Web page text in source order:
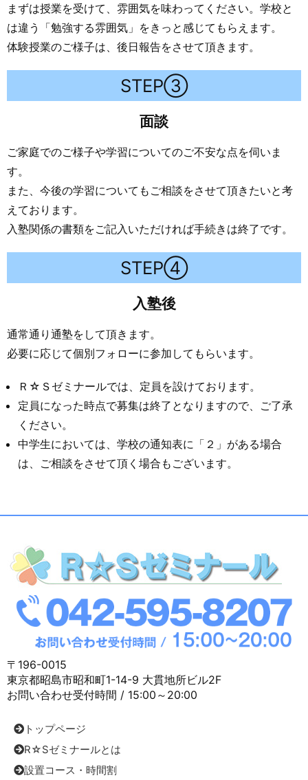
まずは授業を受けて、雰囲気を味わってください。学校と
は違う「勉強する雰囲気」をきっと感じてもらえます。
体験授業のご様子は、後日報告をさせて頂きます。
STEP③
面談
ご家庭でのご様子や学習についてのご不安な点を伺いま
す。
また、今後の学習についてもご相談をさせて頂きたいと考
えております。
入塾関係の書類をご記入いただければ手続きは終了です。
STEP④
入塾後
通常通り通塾をして頂きます。
必要に応じて個別フォローに参加してもらいます。
Ｒ☆Ｓゼミナールでは、定員を設けております。
定員になった時点で募集は終了となりますので、ご了承
ください。
中学生においては、学校の通知表に「２」がある場合
は、ご相談をさせて頂く場合もございます。
〒196-0015
東京都昭島市昭和町1-14-9 大貫地所ビル2F
お問い合わせ受付時間 / 15:00～20:00
トップページ
R☆Sゼミナールとは
設置コース・時間割